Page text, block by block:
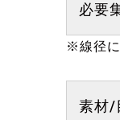
必要
※線径
素材/